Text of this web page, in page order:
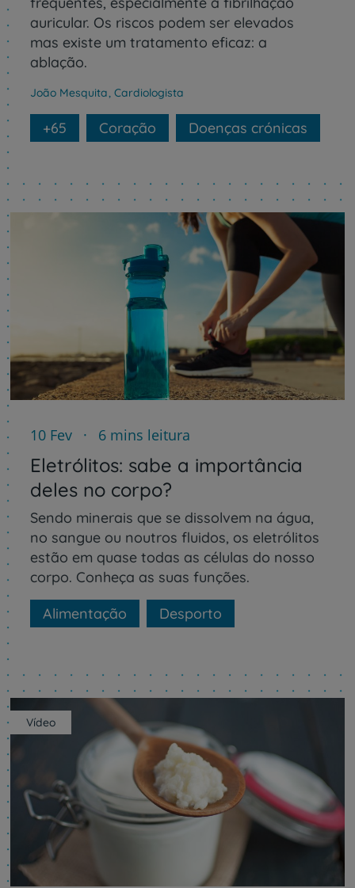
auricular. Os riscos podem ser elevados
mas existe um tratamento eficaz: a
ablação.
João Mesquita, Cardiologista
+65 Coração Doenças crónicas
10 Fev 6 mins leitura
Eletrólitos: sabe a importância
deles no corpo?
Sendo minerais que se dissolvem na água,
no sangue ou noutros fluidos, os eletrólitos
estão em quase todas as células do nosso
corpo. Conheça as suas funções.
Alimentação
Desporto
Vídeo